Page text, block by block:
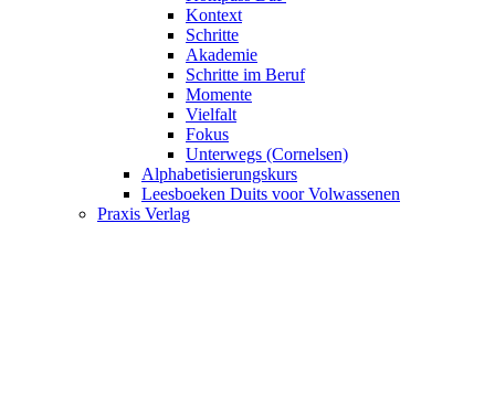
Kontext
Schritte
Akademie
Schritte im Beruf
Momente
Vielfalt
Fokus
Unterwegs (Cornelsen)
Alphabetisierungskurs
Leesboeken Duits voor Volwassenen
Praxis Verlag